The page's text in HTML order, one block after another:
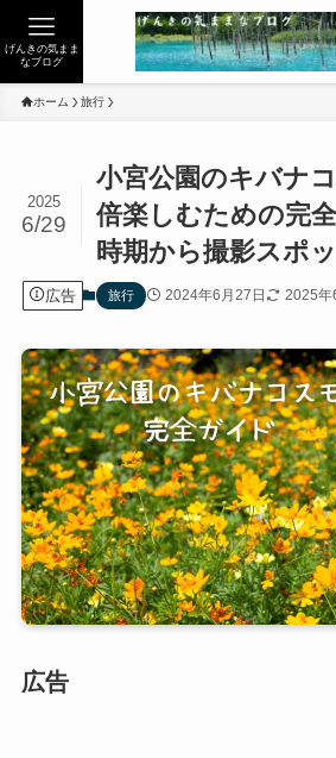
げんきの気まま
なブログ
ホーム 旅行
小宮公園のキバナ
倍楽しむための完
時期から撮影スポ
2025
6/29
広告 旅行 2024年6月27日 2025年
広告